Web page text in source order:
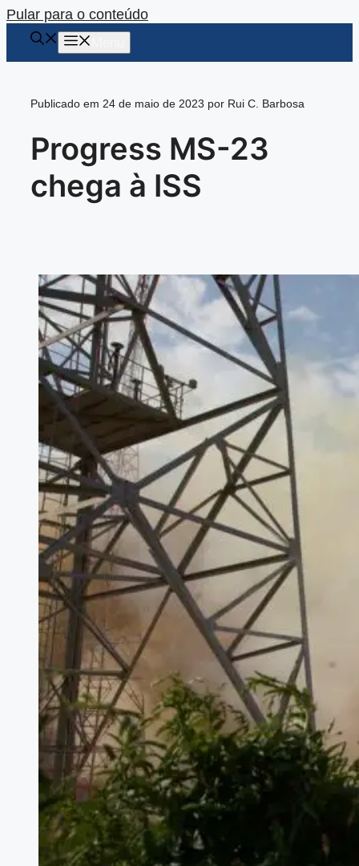
Pular para o conteúdo
Publicado em 24 de maio de 2023 por Rui C. Barbosa
Progress MS-23
chega à ISS